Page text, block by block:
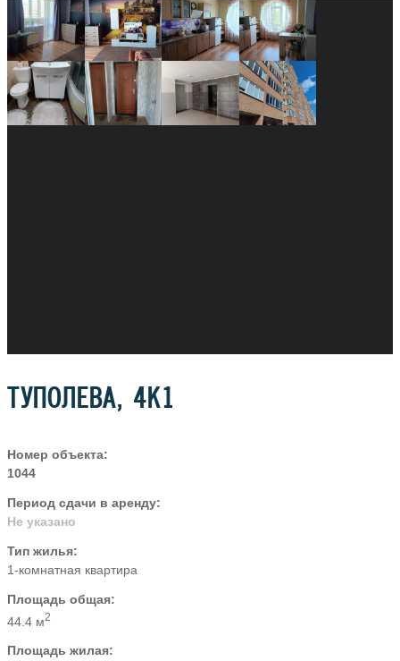
ТУПОЛЕВА, 4К1
Номер объекта:
1044
Период сдачи в аренду:
Не указано
Тип жилья:
1-комнатная квартира
Площадь общая:
44.4 м2
Площадь жилая: